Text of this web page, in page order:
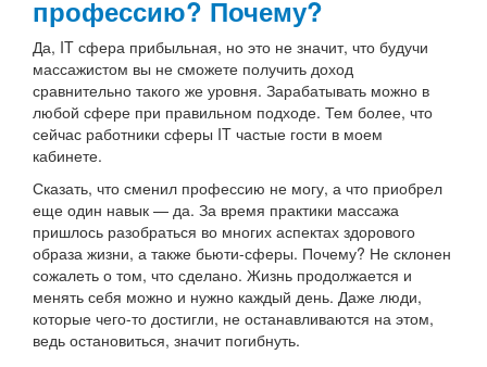
профессию? Почему?
Да, IT сфера прибыльная, но это не значит, что будучи
массажистом вы не сможете получить доход
сравнительно такого же уровня. Зарабатывать можно в
любой сфере при правильном подходе. Тем более, что
сейчас работники сферы IT частые гости в моем
кабинете.
Сказать, что сменил профессию не могу, а что приобрел
еще один навык — да. За время практики массажа
пришлось разобраться во многих аспектах здорового
образа жизни, а также бьюти-сферы. Почему? Не склонен
сожалеть о том, что сделано. Жизнь продолжается и
менять себя можно и нужно каждый день. Даже люди,
которые чего-то достигли, не останавливаются на этом,
ведь остановиться, значит погибнуть.